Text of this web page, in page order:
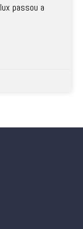
passou a